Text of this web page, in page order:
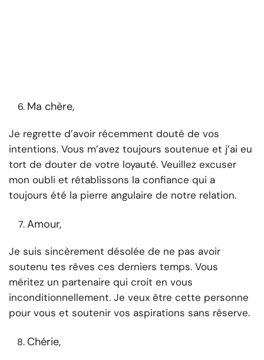
Ma chère,
Je regrette d’avoir récemment douté de vos
intentions. Vous m’avez toujours soutenue et j’ai eu
tort de douter de votre loyauté. Veuillez excuser
mon oubli et rétablissons la confiance qui a
toujours été la pierre angulaire de notre relation.
Amour,
Je suis sincèrement désolée de ne pas avoir
soutenu tes rêves ces derniers temps. Vous
méritez un partenaire qui croit en vous
inconditionnellement. Je veux être cette personne
pour vous et soutenir vos aspirations sans réserve.
Chérie,